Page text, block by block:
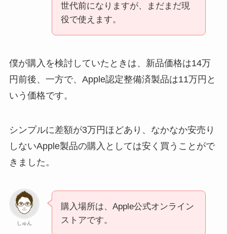
世代前になりますが、まだまだ現
役で使えます。
僕が購入を検討していたときは、新品価格は14万
円前後、一方で、Apple認定整備済製品は11万円と
いう価格です。
シンプルに差額が3万円ほどあり、なかなか安売り
しないApple製品の購入としては安く買うことがで
きました。
しゅん
購入場所は、Apple公式オンライン
ストアです。